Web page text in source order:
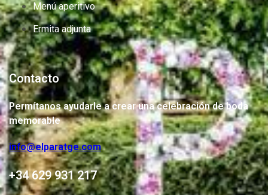
Menú aperitivo
Ermita adjunta
Contacto
Permítanos ayudarle a crear una celebración de boda
memorable
info@elparatge.com
+34 629 931 217